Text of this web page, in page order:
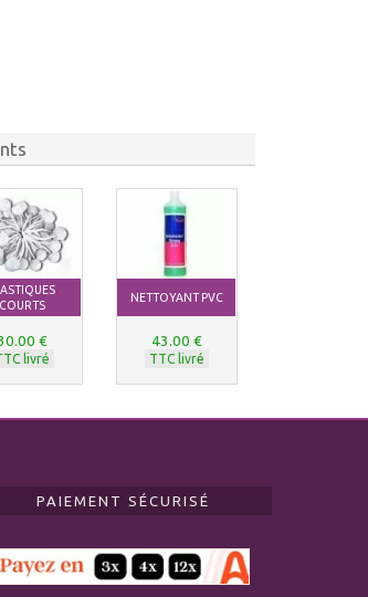
COURTS
€
livré
NETTOYANT PVC
43.00 €
TTC livré
PAIEMENT SÉCURISÉ